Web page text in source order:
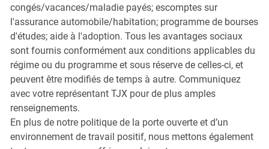
congés/vacances/maladie payés; escomptes sur
l'assurance automobile/habitation; programme de bourses
d'études; aide à l'adoption. Tous les avantages sociaux
sont fournis conformément aux conditions applicables du
régime ou du programme et sous réserve de celles-ci, et
peuvent être modifiés de temps à autre. Communiquez
avec votre représentant TJX pour de plus amples
renseignements.
En plus de notre politique de la porte ouverte et d’un
environnement de travail positif, nous mettons également